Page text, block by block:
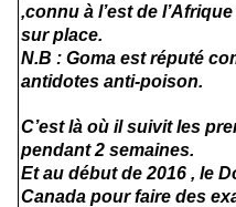
,connu à l’est de
sur place.
N.B : Goma est réputé
antidotes anti-poison.
C’est là où il suivit les
pendant 2 semaines.
Et au début de 2016 , le
Canada pour faire des